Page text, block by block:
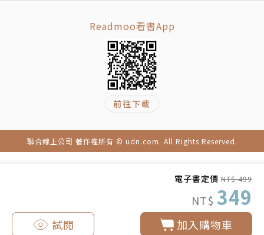
電子書定價 NT$ 499
NT$ 349
加入購物車
試閱
◎必定做好原物料庫存管控，才不易形成資金、資源上
1.創造平凡生活的不平凡空間生活美學經驗。
2.生產有朝氣的版面風格。
4.關心對居家生活懷有健康心情的讀者。
5.追蹤具有可學習特質的新穎空間美學案例。
6.提供讀者看得懂、學得會、買的到、省到錢的方法。
Readmoo看書App
前往下載
聯合線上公司 著作權所有 © udn.com. All Rights Reserved.